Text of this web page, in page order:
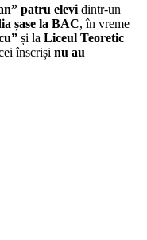
patru elevi dintr-un
șase la BAC, în vreme
și la Liceul Teoretic
înscriși nu au